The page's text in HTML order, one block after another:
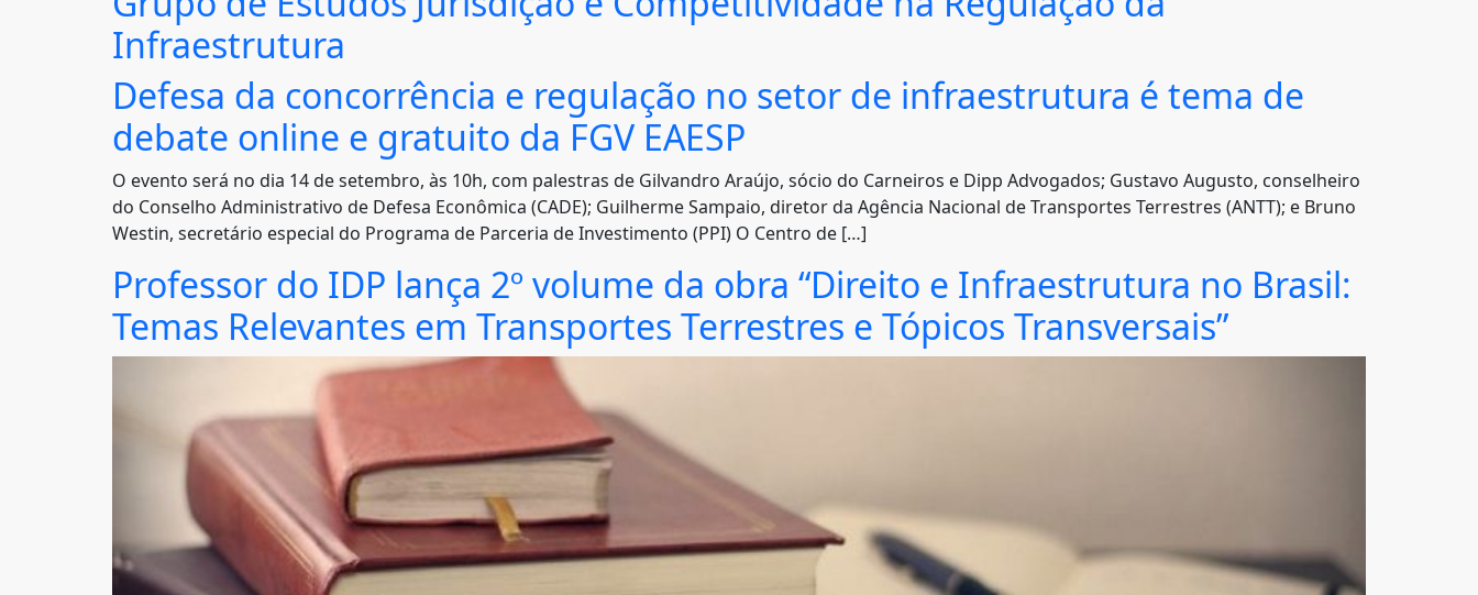
Infraestrutura
Defesa da concorrência e regulação no setor de infraestrutura é tema de
debate online e gratuito da FGV EAESP
O evento será no dia 14 de setembro, às 10h, com palestras de Gilvandro Araújo, sócio do Carneiros e Dipp Advogados; Gustavo Augusto, conselheiro
do Conselho Administrativo de Defesa Econômica (CADE); Guilherme Sampaio, diretor da Agência Nacional de Transportes Terrestres (ANTT); e Bruno
Westin, secretário especial do Programa de Parceria de Investimento (PPI) O Centro de […]
Professor do IDP lança 2º volume da obra “Direito e Infraestrutura no Brasil:
Temas Relevantes em Transportes Terrestres e Tópicos Transversais”